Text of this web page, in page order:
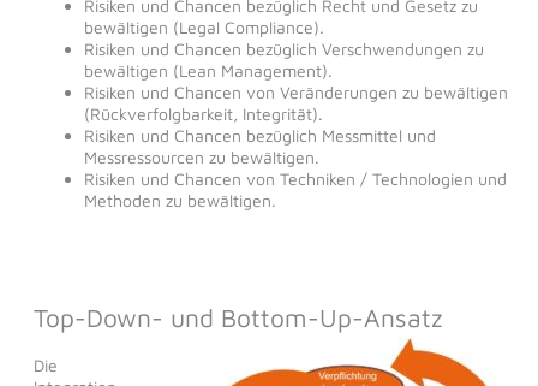
Risiken und Chancen bezüglich Recht und Gesetz zu
bewältigen (Legal Compliance).
Risiken und Chancen bezüglich Verschwendungen zu
bewältigen (Lean Management).
Risiken und Chancen von Veränderungen zu bewältigen
(Rückverfolgbarkeit, Integrität).
Risiken und Chancen bezüglich Messmittel und
Messressourcen zu bewältigen.
Risiken und Chancen von Techniken / Technologien und
Methoden zu bewältigen.
Top-Down- und Bottom-Up-Ansatz
Die